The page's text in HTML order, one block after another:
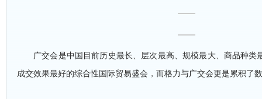
广交会是中国目前历史最长、层次最高、规模最大、商品种类
成交效果最好的综合性国际贸易盛会，而格力与广交会更是累积了